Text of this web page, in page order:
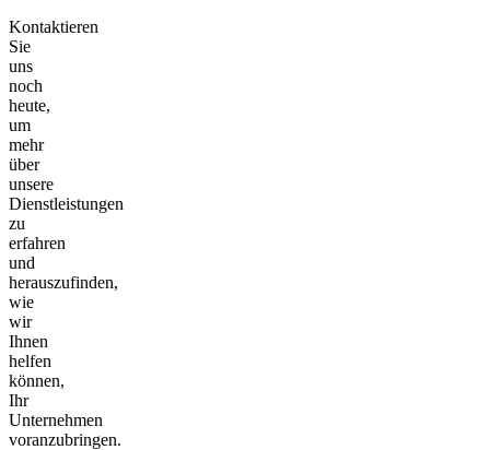
Kontaktieren
Sie
uns
noch
heute,
um
mehr
über
unsere
Dienstleistungen
zu
erfahren
und
herauszufinden,
wie
wir
Ihnen
helfen
können,
Ihr
Unternehmen
voranzubringen.